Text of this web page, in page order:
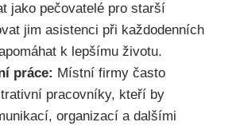
jako pečovatelé pro starší
jim asistenci při každodenních
k lepšímu životu.
práce: Místní firmy často
pracovníky, kteří by
organizací a dalšími